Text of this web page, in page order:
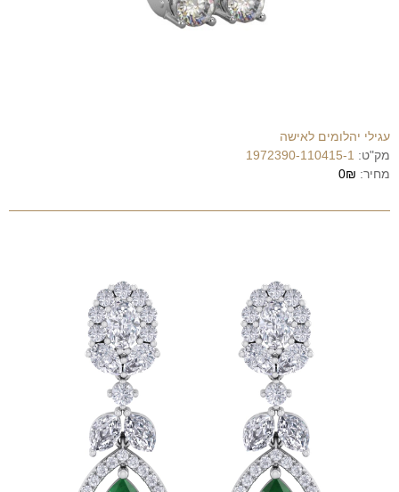
עגילי יהלומים לאישה
מק"ט: 1972390-110415-1
מחיר: 0₪